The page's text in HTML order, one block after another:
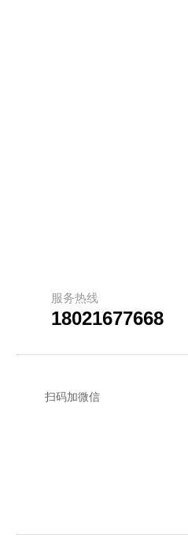
服务热线
18021677668
扫码加微信